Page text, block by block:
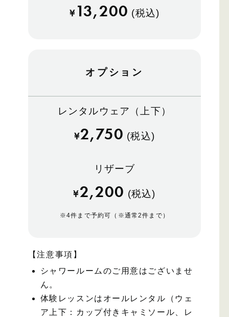
¥ 13,200 (税込)
オプション
レンタルウェア（上下）
¥2,750 (税込)
リザーブ
¥2,200 (税込)
※4件まで予約可（※通常2件まで）
【注意事項】
シャワールームのご用意はございませ
ん。
体験レッスンはオールレンタル（ウェ
ア上下：カップ付きキャミソール、レ